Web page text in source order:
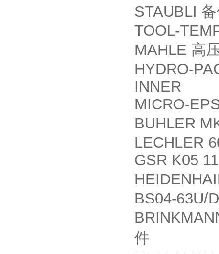
STAUBLI
TOOL-
MAHLE 高
HYDRO-
INNER
MICRO-
BUHLER
LECHLER
GSR K05
BS04-63U/
件